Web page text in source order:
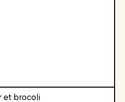
et brocoli